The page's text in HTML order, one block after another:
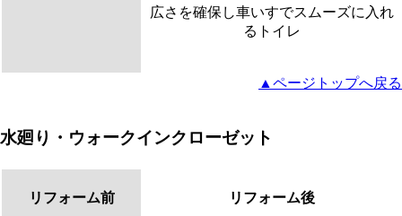
広さを確保し車いすでスムーズに入れ
るトイレ
▲ページトップへ戻る
水廻り・ウォークインクローゼット
リフォーム前 リフォーム後